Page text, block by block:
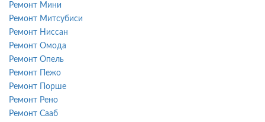
Ремонт Мини
Ремонт Митсубиси
Ремонт Ниссан
Ремонт Омода
Ремонт Опель
Ремонт Пежо
Ремонт Порше
Ремонт Рено
Ремонт Сааб